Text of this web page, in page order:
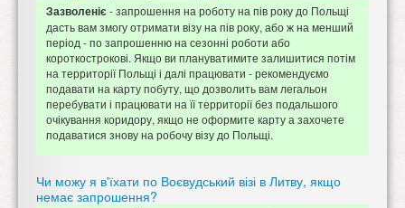
Зазволеніє- запрошення на роботу на пів року до Польщі
дасть вам змогу отримати візу на пів року, або ж на менший
період - по запрошенню на сезонні роботи або
короткострокові. Якщо ви плануватимите залишитися потім
на территорії Польщі і далі працювати - рекомендуємо
подавати на карту побуту, що дозволить вам легальон
перебувати і працювати на її территорії без подальшого
очікування коридору, якщо не оформите карту а захочете
подаватися знову на робочу візу до Польщі.
Чи можу я в'їхати по Воєвудський візі в Литву, якщо
немає запрошення?